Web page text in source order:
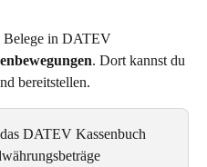
Belege in DATEV
. Dort kannst du
bereitstellen.
DATEV Kassenbuch